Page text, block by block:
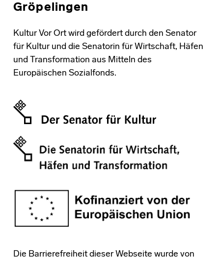
Gröpelingen
Kultur Vor Ort wird gefördert durch den Senator
für Kultur und die Senatorin für Wirtschaft, Häfen
und Transformation aus Mitteln des
Europäischen Sozialfonds.
Die Barrierefreiheit dieser Webseite wurde von